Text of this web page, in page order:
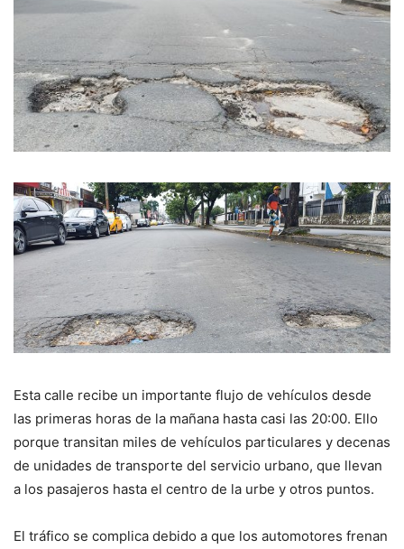
Esta calle recibe un importante flujo de vehículos desde
las primeras horas de la mañana hasta casi las 20:00. Ello
porque transitan miles de vehículos particulares y decenas
de unidades de transporte del servicio urbano, que llevan
a los pasajeros hasta el centro de la urbe y otros puntos.
El tráfico se complica debido a que los automotores frenan